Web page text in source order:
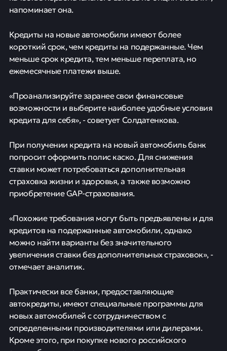
напоминает она.
Кредиты на новые автомобили имеют более
короткий срок, чем кредиты на подержанные. Чем
меньше срок кредита, тем меньше переплата, но
ежемесячные платежи выше.
«Проанализируйте заранее свои финансовые
возможности и выберите наиболее удобные условия
кредита для себя», - советует Солдатенкова.
При получении кредита на новый автомобиль банк
попросит оформить полис каско. Для снижения
ставки может потребоваться дополнительная
страховка жизни и здоровья, а также возможно
приобретение GAP-страхования.
«Похожие требования могут быть предъявлены и для
кредитов на подержанные автомобили, однако
можно найти варианты без значительного
увеличения ставки без дополнительных страховок», -
отмечает аналитик.
Практически все банки, предоставляющие
автокредиты, имеют специальные программы для
новых автомобилей с сотрудничеством с
определенными производителями или дилерами.
Кроме этого, при покупке нового российского